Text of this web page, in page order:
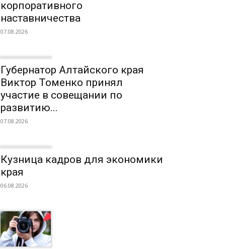
корпоративного
наставничества
07.08.2026
Губернатор Алтайского края
Виктор Томенко принял
участие в совещании по
развитию...
07.08.2026
Кузница кадров для экономики
края
06.08.2026